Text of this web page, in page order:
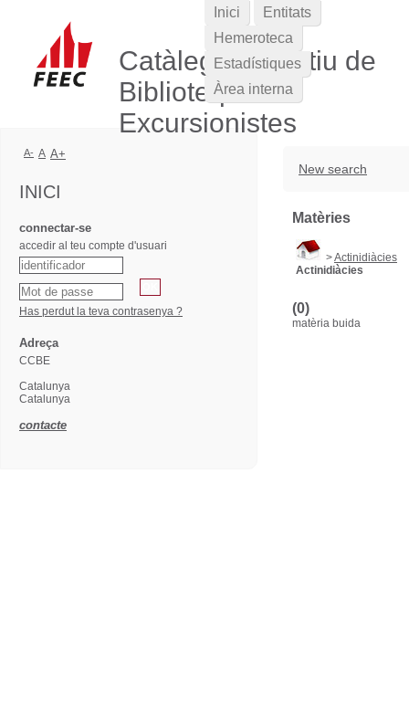
Catàleg Col·lectiu de
Biblioteques
Excursionistes
New search
Matèries
>Actinidiàcies
Actinidiàcies
(0)
matèria buida
Inici
Entitats
Hemeroteca
Estadístiques
Àrea interna
A- A A+
INICI
connectar-se
accedir al teu compte d'usuari
Has perdut la teva contrasenya ?
Adreça
CCBE
Catalunya
Catalunya
contacte